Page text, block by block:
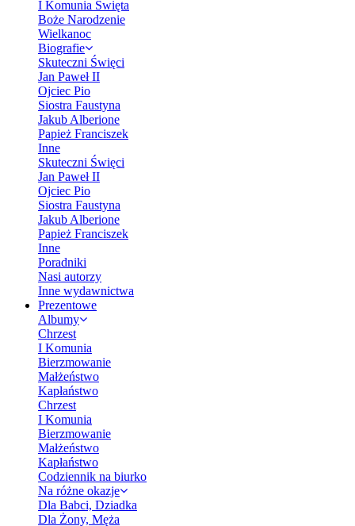
I Komunia Święta
Boże Narodzenie
Wielkanoc
Biografie
Skuteczni Święci
Jan Paweł II
Ojciec Pio
Siostra Faustyna
Jakub Alberione
Papież Franciszek
Inne
Skuteczni Święci
Jan Paweł II
Ojciec Pio
Siostra Faustyna
Jakub Alberione
Papież Franciszek
Inne
Poradniki
Nasi autorzy
Inne wydawnictwa
Prezentowe
Albumy
Chrzest
I Komunia
Bierzmowanie
Małżeństwo
Kapłaństwo
Chrzest
I Komunia
Bierzmowanie
Małżeństwo
Kapłaństwo
Codziennik na biurko
Na różne okazje
Dla Babci, Dziadka
Dla Żony, Męża